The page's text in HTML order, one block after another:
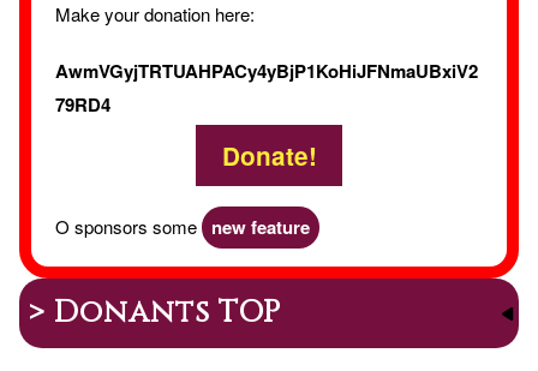
Make your donation here:
AwmVGyjTRTUAHPACy4yBjP1KoHiJFNmaUBxiV2
79RD4
Donate!
O sponsors some new feature
> Donants TOP